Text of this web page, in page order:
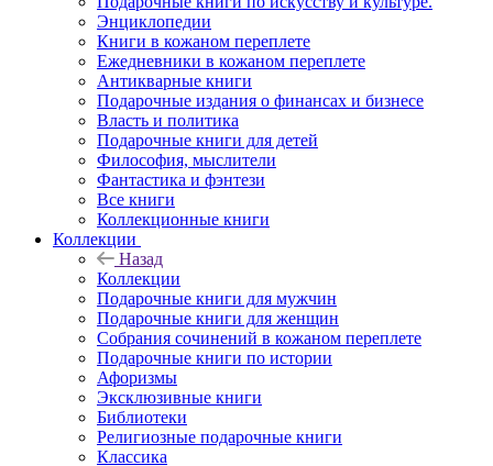
Энциклопедии
Книги в кожаном переплете
Ежедневники в кожаном переплете
Антикварные книги
Подарочные издания о финансах и бизнесе
Власть и политика
Подарочные книги для детей
Философия, мыслители
Фантастика и фэнтези
Все книги
Коллекционные книги
Коллекции
Назад
Коллекции
Подарочные книги для мужчин
Подарочные книги для женщин
Собрания сочинений в кожаном переплете
Подарочные книги по истории
Афоризмы
Эксклюзивные книги
Библиотеки
Религиозные подарочные книги
Классика